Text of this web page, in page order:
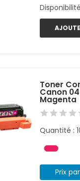
Toner
Canon
Magenta
Quantité :
Prix